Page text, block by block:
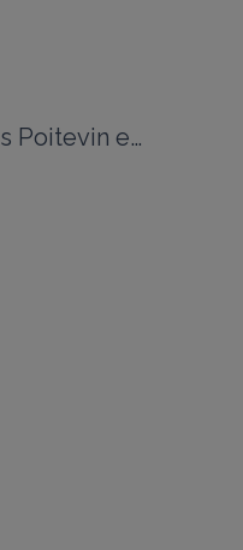
Parc naturel Marais Poitevin et ses gîtes